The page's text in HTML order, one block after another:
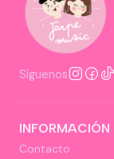
Síguenos
INFORMACIÓN
Contacto